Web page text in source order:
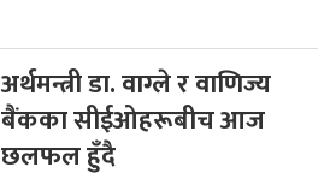
अर्थमन्त्री डा. वाग्ले र वाणिज्य
बैंकका सीईओहरूबीच आज
छलफल हुँदै